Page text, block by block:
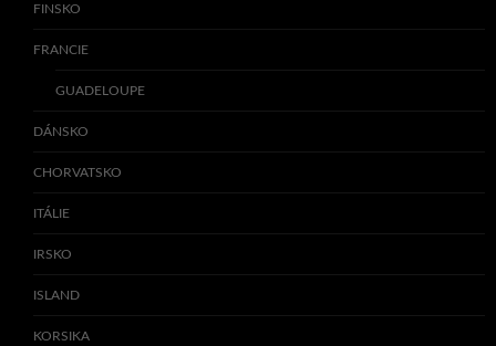
FINSKO
FRANCIE
GUADELOUPE
DÁNSKO
CHORVATSKO
ITÁLIE
IRSKO
ISLAND
KORSIKA